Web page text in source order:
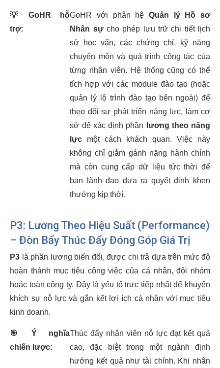
💡
GoHR hỗ
trợ:
GoHR với phân hệQuản lý Hồ sơ
Nhân sựcho phép lưu trữ chi tiết lịch
sử học vấn, các chứng chỉ, kỹ năng
chuyên môn và quá trình công tác của
từng nhân viên. Hệ thống cũng có thể
tích hợp với các module đào tạo (hoặc
quản lý lộ trình đào tạo bên ngoài) để
theo dõi sự phát triển năng lực, làm cơ
sở để xác định phần
lương theo năng
lực một cách khách quan. Việc này
không chỉ giảm gánh nặng hành chính
mà còn cung cấp dữ liệu tức thời để
ban lãnh đạo đưa ra quyết định khen
thưởng kịp thời.
P3: Lương Theo Hiệu Suất (Performance)
– Đòn Bẩy Thúc Đẩy Đóng Góp Giá Trị
P3 là phần lương biến đổi, được chi trả dựa trên mức độ
hoàn thành mục tiêu công việc của cá nhân, đội nhóm
hoặc toàn công ty. Đây là yếu tố trực tiếp nhất để khuyến
khích sự nỗ lực và gắn kết lợi ích cá nhân với mục tiêu
kinh doanh.
🎯
Ý nghĩa
chiến lược:
Thúc đẩy nhân viên nỗ lực đạt kết quả
cao, đặc biệt trong một ngành định
hướng kết quả như tài chính. Khi nhân